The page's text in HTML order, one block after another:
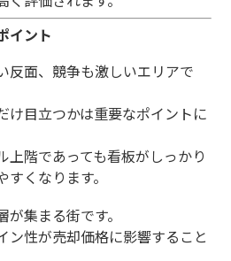
イント
反面、競争も激しいエリアで
け目立つかは重要なポイントに
上階であっても看板がしっかり
くなります。
集まる街です。
ン性が売却価格に影響すること